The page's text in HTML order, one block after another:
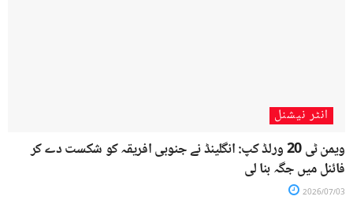
انٹر نیشنل
ویمن ٹی 20 ورلڈ کپ: انگلینڈ نے جنوبی افریقہ کو شکست دے کر
فائنل میں جگہ بنا لی
2026/07/03